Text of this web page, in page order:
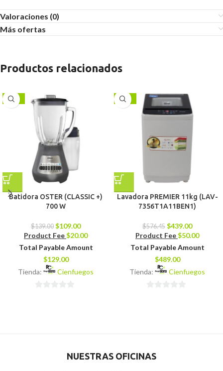
Valoraciones (0)
Más ofertas
Productos relacionados
-22%
Batidora OSTER (CLASSIC +)
700 W
$139.00 $109.00
Product Fee$20.00
Total Payable Amount
$129.00
Tienda:
Cienfuegos
-24%
Lavadora PREMIER 11kg (LAV-
7356T1A11BEN1)
$576.45 $439.00
Product Fee$50.00
Total Payable Amount
$489.00
Tienda:
Cienfuegos
NUESTRAS OFICINAS